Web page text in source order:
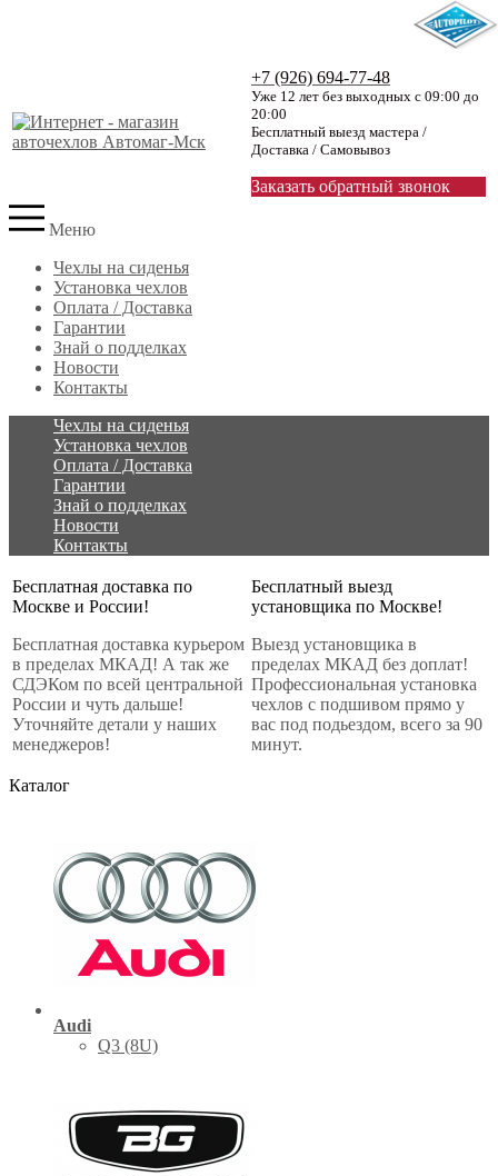
+7 (926) 694-77-48
Уже 12 лет без выходных с 09:00 до
20:00
Бесплатный выезд мастера /
Доставка / Самовывоз
Заказать обратный звонок
Меню
Чехлы на сиденья
Установка чехлов
Оплата / Доставка
Гарантии
Знай о подделках
Новости
Контакты
Чехлы на сиденья
Установка чехлов
Оплата / Доставка
Гарантии
Знай о подделках
Новости
Контакты
Бесплатная доставка по
Москве и России!
Бесплатная доставка курьером
в пределах МКАД! А так же
СДЭКом по всей центральной
России и чуть дальше!
Уточняйте детали у наших
менеджеров!
Бесплатный выезд
установщика по Москве!
Выезд установщика в
пределах МКАД без доплат!
Профессиональная установка
чехлов с подшивом прямо у
вас под подьездом, всего за 90
минут.
Каталог
Audi
Q3 (8U)